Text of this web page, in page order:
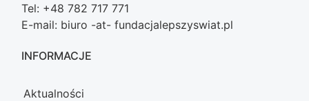
Tel: +48 782 717 771
E-mail: biuro -at- fundacjalepszyswiat.pl
INFORMACJE
Aktualności